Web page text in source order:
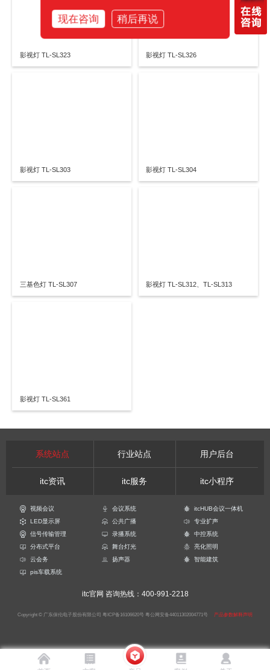
影视灯 TL-SL323 影视灯 TL-SL326
影视灯 TL-SL303 影视灯 TL-SL304
三基色灯 TL-SL307 影视灯 TL-SL312、TL-SL313
影视灯 TL-SL361
系统站点 行业站点 用户后台
itc资讯 itc服务 itc小程序
视频会议 会议系统
itcHUB会议一体机
LED显示屏
公共广播
专业扩声
信号传输管理
录播系统
中控系统
分布式平台
舞台灯光
亮化照明
云会务
扬声器
智能建筑
pis车载系统
itc官网 咨询热线：400-991-2218
Copyright © 广东保伦电子股份有限公司 粤ICP备16106620号 粤公网安备44011302004771号 产品参数解释声明
现在咨询 稍后再说